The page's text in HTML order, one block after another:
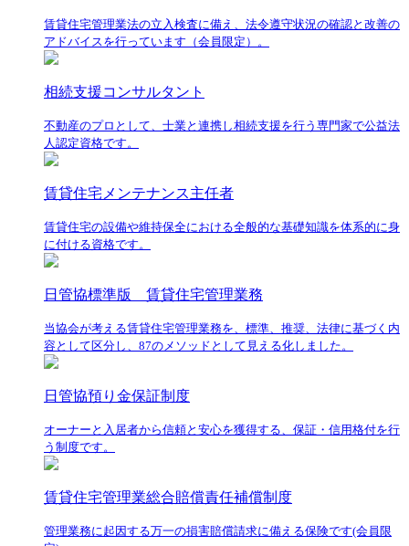
賃貸住宅管理業法の立入検査に備え、法令遵守状況の確認と改善の
アドバイスを行っています（会員限定）。
相続支援コンサルタント
不動産のプロとして、士業と連携し相続支援を行う専門家で公益法
人認定資格です。
賃貸住宅メンテナンス主任者
賃貸住宅の設備や維持保全における全般的な基礎知識を体系的に身
に付ける資格です。
日管協標準版 賃貸住宅管理業務
当協会が考える賃貸住宅管理業務を、標準、推奨、法律に基づく内
容として区分し、87のメソッドとして見える化しました。
日管協預り金保証制度
オーナーと入居者から信頼と安心を獲得する、保証・信用格付を行
う制度です。
賃貸住宅管理業総合賠償責任補償制度
管理業務に起因する万一の損害賠償請求に備える保険です(会員限